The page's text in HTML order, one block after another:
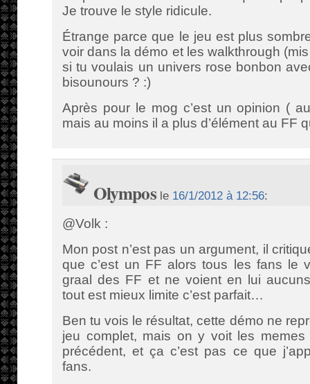
Je trouve le style ridicule.
Étrange parce que le jeu est plus
voir dans la démo et les walkthrough
si tu voulais un univers rose bonbon
bisounours ? :)
Après pour le mog c’est un opinion (
mais au moins il a plus d’élément au FF
Olymposle 16/1/2012 à 12:56:
@Volk :
Mon post n’est pas un argument, il
que c’est un FF alors tous les fans le
graal des FF et ne voient en lui
tout est mieux limite c’est parfait…
Ben tu vois le résultat, cette démo ne
jeu complet, mais on y voit les memes
précédent, et ça c’est pas ce que
fans.